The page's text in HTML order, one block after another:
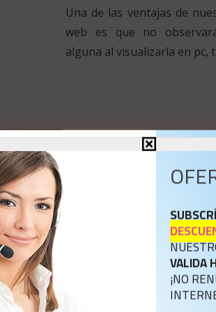
Una de las ventajas de
web es que no
alguna al visualizarla en pc,
speed=»» autoplay_speed=»»
VALIDA
¡NO